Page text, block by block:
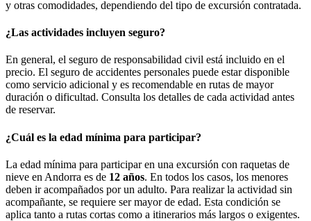
y otras comodidades, dependiendo del tipo de excursión contratada.
¿Las actividades incluyen seguro?
En general, el seguro de responsabilidad civil está incluido en el
precio. El seguro de accidentes personales puede estar disponible
como servicio adicional y es recomendable en rutas de mayor
duración o dificultad. Consulta los detalles de cada actividad antes
de reservar.
¿Cuál es la edad mínima para participar?
La edad mínima para participar en una excursión con raquetas de
nieve en Andorra es de 12 años. En todos los casos, los menores
deben ir acompañados por un adulto. Para realizar la actividad sin
acompañante, se requiere ser mayor de edad. Esta condición se
aplica tanto a rutas cortas como a itinerarios más largos o exigentes.